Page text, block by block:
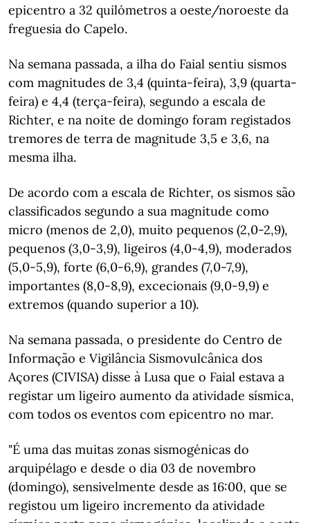
epicentro a 32 quilómetros a oeste/noroeste da
freguesia do Capelo.
Na semana passada, a ilha do Faial sentiu sismos
com magnitudes de 3,4 (quinta-feira), 3,9 (quarta-
feira) e 4,4 (terça-feira), segundo a escala de
Richter, e na noite de domingo foram registados
tremores de terra de magnitude 3,5 e 3,6, na
mesma ilha.
De acordo com a escala de Richter, os sismos são
classificados segundo a sua magnitude como
micro (menos de 2,0), muito pequenos (2,0-2,9),
pequenos (3,0-3,9), ligeiros (4,0-4,9), moderados
(5,0-5,9), forte (6,0-6,9), grandes (7,0-7,9),
importantes (8,0-8,9), excecionais (9,0-9,9) e
extremos (quando superior a 10).
Na semana passada, o presidente do Centro de
Informação e Vigilância Sismovulcânica dos
Açores (CIVISA) disse à Lusa que o Faial estava a
registar um ligeiro aumento da atividade sísmica,
com todos os eventos com epicentro no mar.
"É uma das muitas zonas sismogénicas do
arquipélago e desde o dia 03 de novembro
(domingo), sensivelmente desde as 16:00, que se
registou um ligeiro incremento da atividade